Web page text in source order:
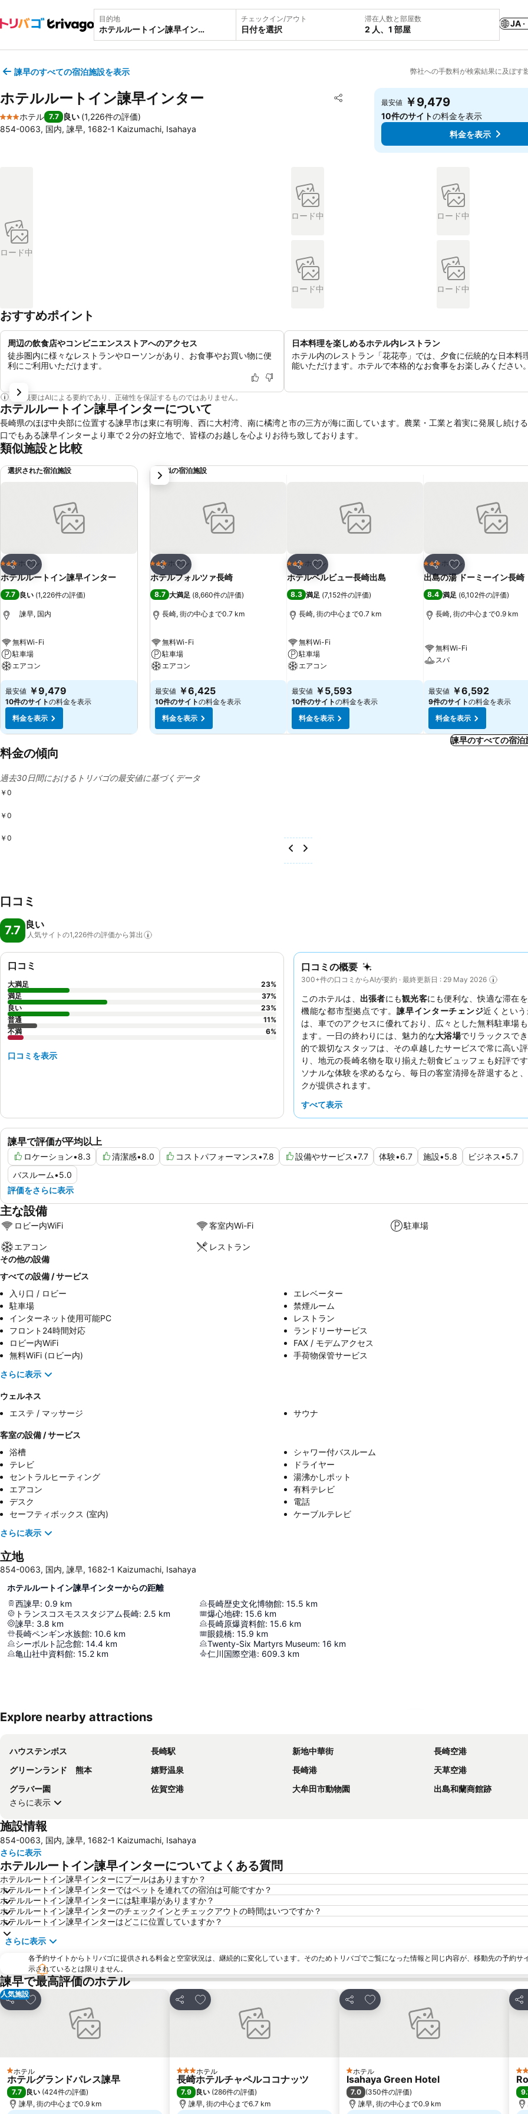
目的地 チェックイン/アウト
日付を選択
滞在人数と部屋数
2 人、1 部屋
JA ·
諫早のすべての宿泊施設を表示 弊社への手数料が検索結果に及ぼす
ホテルルートイン諫早インター シェア
お気に入りに追加
3 ホテルのランク
ホテル 7.7 良い (1,226件の評価)
854-0063, 国内, 諫早, 1682-1 Kaizumachi, Isahaya
最安値 ￥9,479
10件のサイトの料金を表示
料金を表示
ロード中
ロード中 ロード中
ロード中 ロード中
おすすめポイント
周辺の飲食店やコンビニエンスストアへのアクセス
徒歩圏内に様々なレストランやローソンがあり、お食事やお買い物に便
利にご利用いただけます。
日本料理を楽しめるホテル内レストラン
ホテル内のレストラン「花花亭」では、夕食に伝統的な日本料
能いただけます。ホテルで本格的なお食事をお楽しみください。
この概要はAIによる要約であり、正確性を保証するものではありません。
ホテルルートイン諫早インターについて
長崎県のほぼ中央部に位置する諫早市は東に有明海、西に大村湾、南に橘湾と市の三方が海に面しています。農業・工業と着実に発展し続け
口でもある諫早インターより車で２分の好立地で、皆様のお越しを心よりお待ち致しております。
類似施設と比較
選択された宿泊施設
シェア
お気に入りに追加
3 ホテルのランク
ホテル
ホテルルートイン諫早インター
7.7 良い (1,226件の評価)
諫早, 国内
無料Wi-Fi
駐車場
エアコン
最安値 ￥9,479
10件のサイトの料金を表示
料金を表示
類似の宿泊施設
シェア
お気に入りに追加
3 ホテルのランク
ホテル
ホテルフォルツァ長崎
8.7 大満足 (8,660件の評価)
長崎, 街の中心まで0.7 km
無料Wi-Fi
駐車場
エアコン
最安値 ￥6,425
10件のサイトの料金を表示
料金を表示
シェア
お気に入りに追加
3 ホテルのランク
ホテル
ホテルベルビュー長崎出島
8.3 満足 (7,152件の評価)
長崎, 街の中心まで0.7 km
無料Wi-Fi
駐車場
エアコン
最安値 ￥5,593
10件のサイトの料金を表示
料金を表示
シェア
お気に入りに追加
3 ホテルのランク
ホテル
出島の湯 ドーミーイン長崎
8.4 満足 (6,102件の評価)
長崎, 街の中心まで0.9 km
無料Wi-Fi
スパ
最安値 ￥6,592
9件のサイトの料金を表示
料金を表示
次
諫早のすべての宿泊
料金の傾向
過去30日間におけるトリバゴの最安値に基づくデータ
￥0
￥0
￥0
口コミ
7.7 良い
人気サイトの1,226件の評価から算出
口コミの概要
300+件の口コミからAIが要約 · 最終更新日 : 29 May 2026
このホテルは、 出張者にも観光客にも便利な、快適な滞在
機能な都市型拠点です。諫早インターチェンジ近くとい
は、車でのアクセスに優れており、広々とした無料駐車場
ます。一日の終わりには、魅力的な大浴場でリラックスで
的で親切なスタッフは、その卓越したサービスで常に高い
り、地元の長崎名物を取り揃えた朝食ビュッフェも好評で
ソナルな体験を求めるなら、毎日の客室清掃を辞退すると
クが提供されます。
すべて表示
諫早で評価が平均以上
ロケーション•8.3 清潔感•8.0 コストパフォーマンス•7.8 設備やサービス•7.7 体験•6.7 施設•5.8 ビジネス•5.7
バスルーム•5.0
評価をさらに表示
口コミ
大満足 23%
満足
37%
良い
23%
普通
11%
不満
6%
口コミを表示
主な設備
ロビー内WiFi 客室内Wi-Fi 駐車場
エアコン
レストラン
その他の設備
すべての設備 / サービス
入り口 / ロビー
エレベーター
駐車場
禁煙ルーム
インターネット使用可能PC
レストラン
フロント24時間対応
ランドリーサービス
ロビー内WiFi
FAX / モデムアクセス
無料WiFi (ロビー内)
手荷物保管サービス
さらに表示
ウェルネス
エステ / マッサージ
サウナ
客室の設備 / サービス
浴槽
シャワー付バスルーム
テレビ
ドライヤー
セントラルヒーティング
湯沸かしポット
エアコン
有料テレビ
デスク
電話
セーフティボックス (室内)
ケーブルテレビ
さらに表示
立地
854-0063, 国内, 諫早, 1682-1 Kaizumachi, Isahaya
ホテルルートイン諫早インターからの距離
西諫早: 0.9 km
トランスコスモススタジアム長崎: 2.5 km
諫早: 3.8 km
長崎ペンギン水族館: 10.6 km
シーボルト記念館: 14.4 km
亀山社中資料館: 15.2 km
長崎歴史文化博物館: 15.5 km
爆心地碑: 15.6 km
長崎原爆資料館: 15.6 km
眼鏡橋: 15.9 km
Twenty-Six Martyrs Museum: 16 km
仁川国際空港: 609.3 km
Explore nearby attractions
ハウステンボス 長崎駅 新地中華街
長崎空港
グリーンランド 熊本
嬉野温泉 長崎港
天草空港
グラバー園
佐賀空港 大牟田市動物園
出島和蘭商館跡
さらに表示
施設情報
854-0063, 国内, 諫早, 1682-1 Kaizumachi, Isahaya
さらに表示
ホテルルートイン諫早インターについてよくある質問
ホテルルートイン諫早インターにプールはありますか？
ホテルルートイン諫早インターではペットを連れての宿泊は可能ですか？
ホテルルートイン諫早インターには駐車場がありますか？
ホテルルートイン諫早インターのチェックインとチェックアウトの時間はいつですか？
ホテルルートイン諫早インターはどこに位置していますか？
さらに表示
各予約サイトからトリバゴに提供される料金と空室状況は、継続的に変化しています。そのためトリバゴでご覧になった情報と同じ内容が、移動先の予約サ
示されているとは限りません。
諫早で最高評価のホテル
人気施設
シェア
お気に入りに追加
1 ホテルのランク
ホテル
ホテルグランドパレス諫早
7.7 良い (424件の評価)
諫早, 街の中心まで0.9 km
シェア
お気に入りに追加
3 ホテルのランク
ホテル
長崎ホテルチャペルココナッツ
7.9 良い (286件の評価)
諫早, 街の中心まで6.7 km
シェア
お気に入りに追加
1 ホテルのランク
ホテル
Isahaya Green Hotel
7.0 (350件の評価)
諫早, 街の中心まで0.9 km
シ
3